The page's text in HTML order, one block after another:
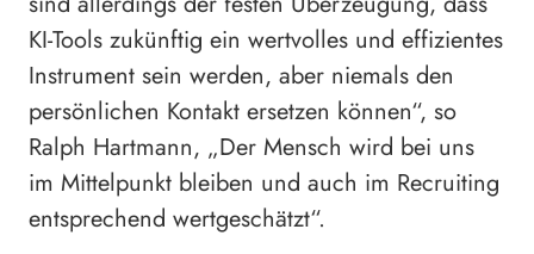
KI-Tools zukünftig ein wertvolles und effizientes
Instrument sein werden, aber niemals den
persönlichen Kontakt ersetzen können“, so
Ralph Hartmann, „Der Mensch wird bei uns
im Mittelpunkt bleiben und auch im Recruiting
entsprechend wertgeschätzt“.